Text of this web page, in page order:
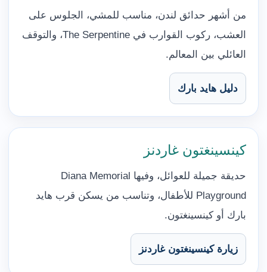
من أشهر حدائق لندن، مناسب للمشي، الجلوس على
العشب، ركوب القوارب في The Serpentine، والتوقف
العائلي بين المعالم.
دليل هايد بارك
كينسينغتون غاردنز
حديقة جميلة للعوائل، وفيها Diana Memorial
Playground للأطفال، وتناسب من يسكن قرب هايد
بارك أو كينسينغتون.
زيارة كينسينغتون غاردنز